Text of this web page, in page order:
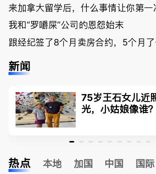
来加拿大留学后，什么事情让你第一
我和“罗嚼屎”公司的恩怨始末
跟经纪签了8个月卖房合约，5个月
新闻
75岁王石女儿近
光，小姑娘像谁？
热点 本地 加国 中国 国际